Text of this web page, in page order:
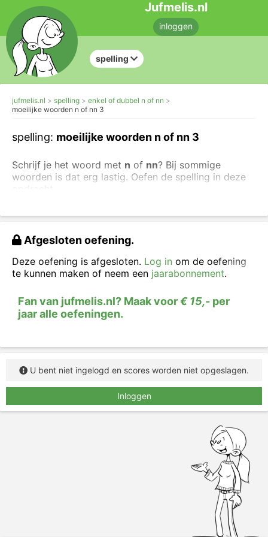
Jufmelis.nl
inloggen
spelling
jufmelis.nl spelling
enkel of dubbel n of nn
moeilijke woorden n of nn 3
spelling: moeilijke woorden n of nn 3
Schrijf je het woord met n of nn? Bij sommige
woorden is dat erg lastig. Oefen de spelling in deze
Kies n of nn en neem het hele woord over.
Afgesloten oefening.
Deze oefening is afgesloten. Log in om de oefening
te kunnen maken of neem een jaarabonnement.
Fan van jufmelis.nl? Maak voor€ 15,- per
jaar alle oefeningen.
U bent niet ingelogd en scores worden niet opgeslagen.
Inloggen